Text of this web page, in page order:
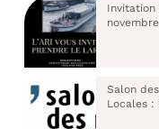
Invitation
Salon
Locales :